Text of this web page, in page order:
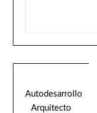
Autodesarrollo
Arquitecto